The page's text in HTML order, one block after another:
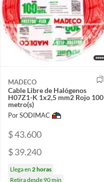
MADECO
Cable Libre de Halógenos
H07Z1-K 1x2,5 mm2 Rojo 100
metro(s)
Por SODIMAC
$ 43.600
$ 39.240
Llega en 2 horas
Retira desde 90 min